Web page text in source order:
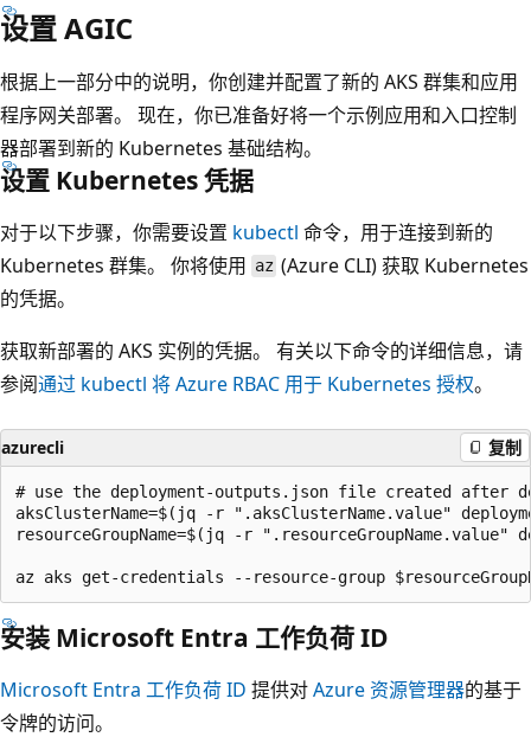
设置 AGIC
根据上一部分中的说明，你创建并配置了新的 AKS 群集和应用
程序网关部署。 现在，你已准备好将一个示例应用和入口控制
器部署到新的 Kubernetes 基础结构。
设置 Kubernetes 凭据
对于以下步骤，你需要设置 kubectl 命令，用于连接到新的
Kubernetes 群集。 你将使用 az (Azure CLI) 获取 Kubernetes
的凭据。
获取新部署的 AKS 实例的凭据。 有关以下命令的详细信息，请
参阅通过 kubectl 将 Azure RBAC 用于 Kubernetes 授权。
azurecli 复制
# use the deployment-outputs.json file created after
aksClusterName=$(jq -r ".aksClusterName.value"
resourceGroupName=$(jq -r ".resourceGroupName.value"
安装 Microsoft Entra 工作负荷 ID
Microsoft Entra 工作负荷 ID 提供对Azure 资源管理器的基于
令牌的访问。